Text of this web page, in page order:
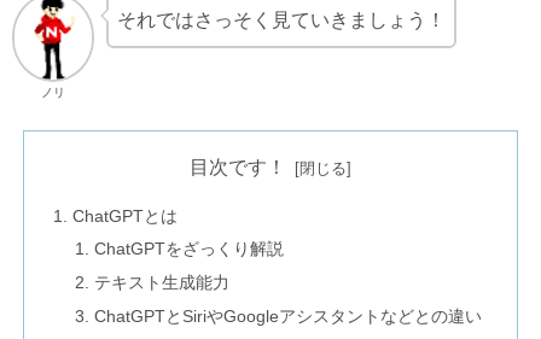
ノリ
それではさっそく見ていきましょう！
目次です！
ChatGPTとは
ChatGPTをざっくり解説
テキスト生成能力
ChatGPTとSiriやGoogleアシスタントなどとの違い